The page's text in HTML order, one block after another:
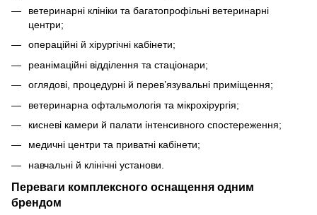
ветеринарні клініки та багатопрофільні ветеринарні
центри;
операційні й хірургічні кабінети;
реанімаційні відділення та стаціонари;
оглядові, процедурні й перев’язувальні приміщення;
ветеринарна офтальмологія та мікрохірургія;
кисневі камери й палати інтенсивного спостереження;
медичні центри та приватні кабінети;
навчальні й клінічні установи.
Переваги комплексного оснащення одним
брендом